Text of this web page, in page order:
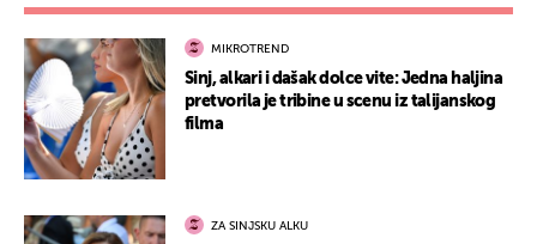
MIKROTREND
Sinj, alkari i dašak dolce vite: Jedna haljina
pretvorila je tribine u scenu iz talijanskog
filma
ZA SINJSKU ALKU